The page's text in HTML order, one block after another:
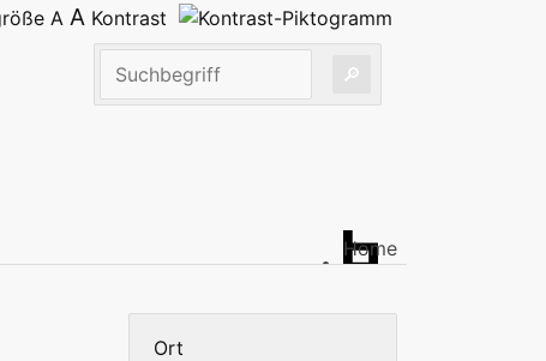
A A Kontrast
Home
Ort